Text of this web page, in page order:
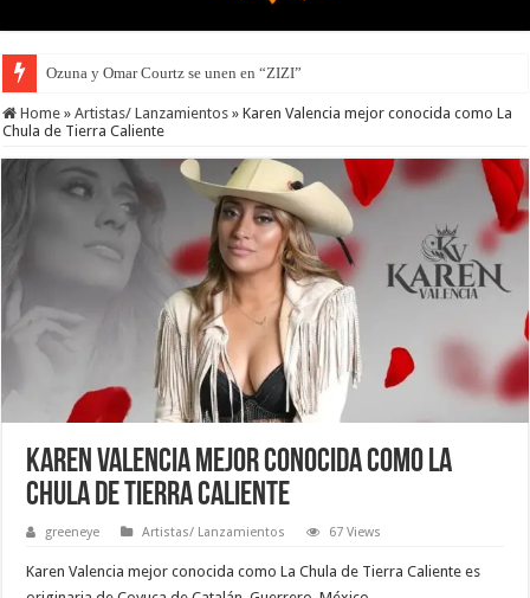
Ozuna y Omar Courtz se unen en “ZIZI”
Home » Artistas/ Lanzamientos » Karen Valencia mejor conocida como La
Chula de Tierra Caliente
Karen Valencia mejor conocida como La
Chula de Tierra Caliente
greeneye Artistas/ Lanzamientos 67 Views
Karen Valencia mejor conocida como La Chula de Tierra Caliente es